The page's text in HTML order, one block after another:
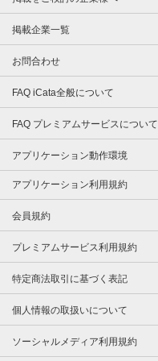
掲載企業一覧
お問合わせ
FAQ iCata全般について
FAQ プレミアムサービスについて
アプリケーション動作環境
アプリケーション利用規約
会員規約
プレミアムサービス利用規約
特定商法取引に基づく表記
個人情報の取扱いについて
ソーシャルメディア利用規約